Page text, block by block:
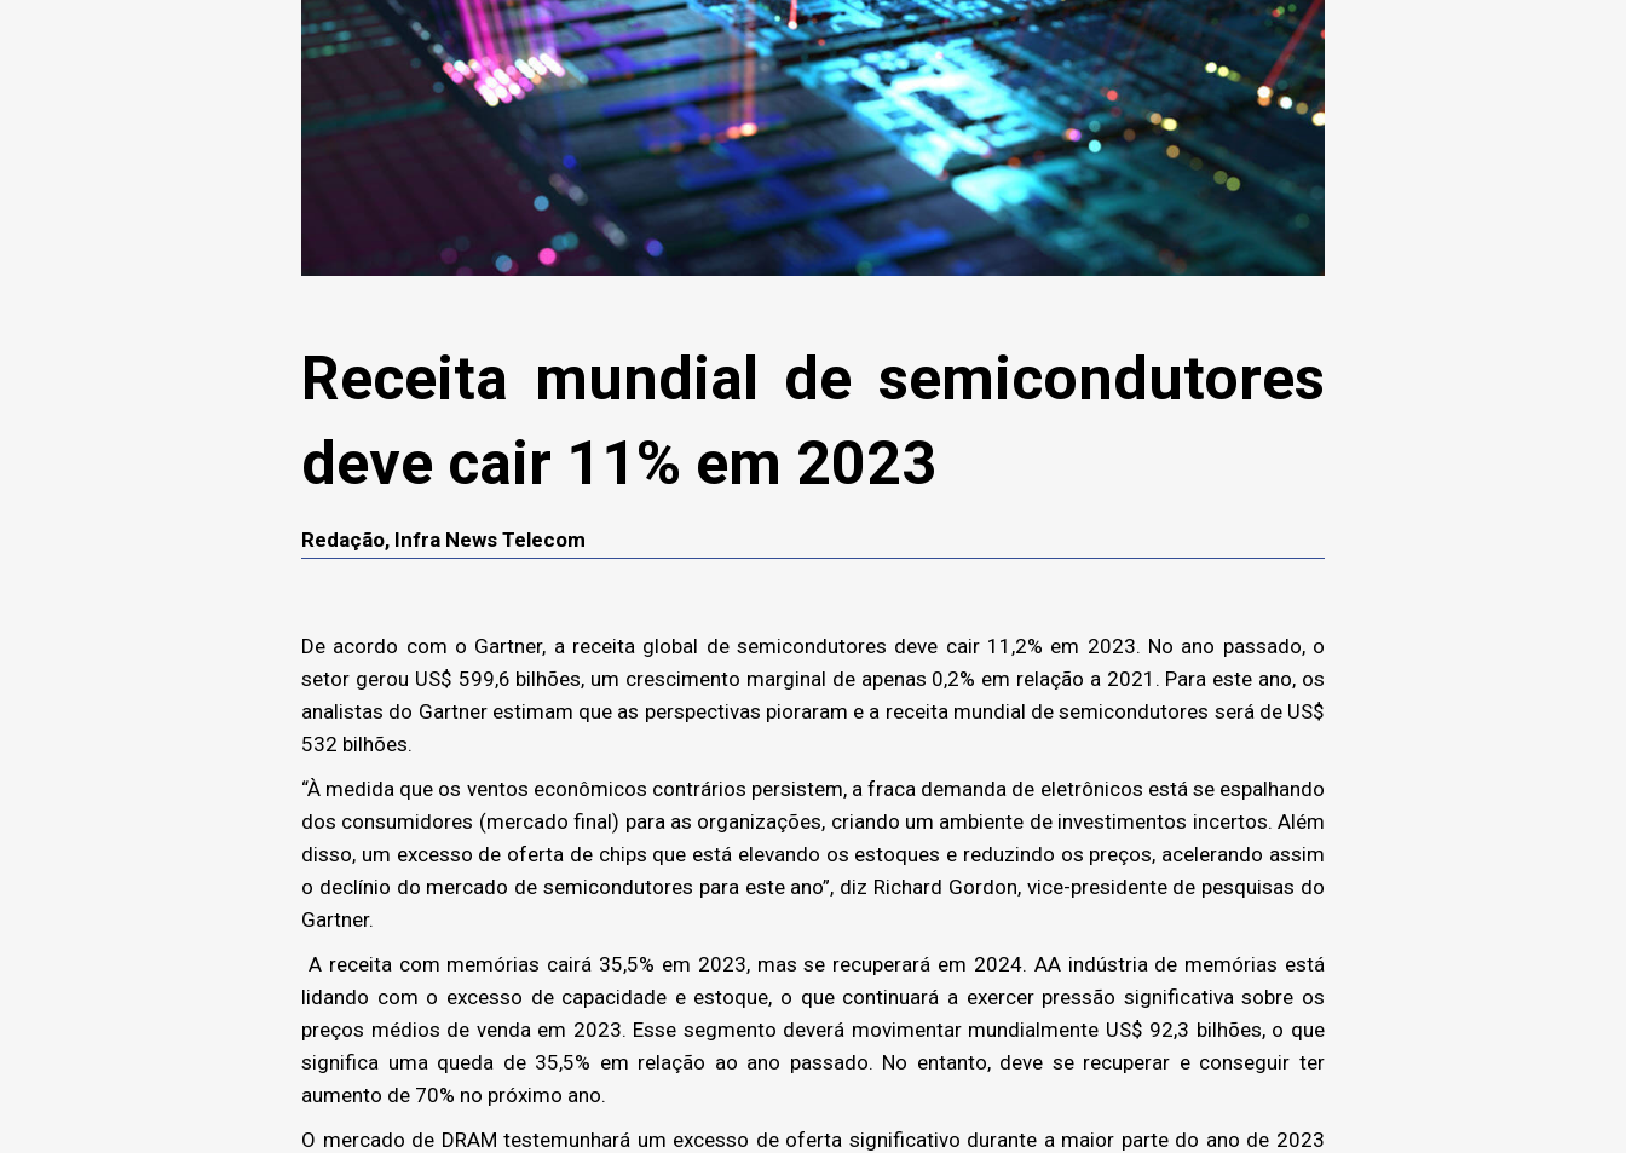
Receita mundial de semicondutores
deve cair 11% em 2023
Redação, Infra News Telecom
De acordo com o Gartner, a receita global de semicondutores deve cair 11,2% em 2023. No ano passado, o
setor gerou US$ 599,6 bilhões, um crescimento marginal de apenas 0,2% em relação a 2021. Para este ano, os
analistas do Gartner estimam que as perspectivas pioraram e a receita mundial de semicondutores será de US$
532 bilhões.
“À medida que os ventos econômicos contrários persistem, a fraca demanda de eletrônicos está se espalhando
dos consumidores (mercado final) para as organizações, criando um ambiente de investimentos incertos. Além
disso, um excesso de oferta de chips que está elevando os estoques e reduzindo os preços, acelerando assim
o declínio do mercado de semicondutores para este ano”, diz Richard Gordon, vice-presidente de pesquisas do
Gartner.
A receita com memórias cairá 35,5% em 2023, mas se recuperará em 2024. AA indústria de memórias está
lidando com o excesso de capacidade e estoque, o que continuará a exercer pressão significativa sobre os
preços médios de venda em 2023. Esse segmento deverá movimentar mundialmente US$ 92,3 bilhões, o que
significa uma queda de 35,5% em relação ao ano passado. No entanto, deve se recuperar e conseguir ter
aumento de 70% no próximo ano.
O mercado de DRAM testemunhará um excesso de oferta significativo durante a maior parte do ano de 2023